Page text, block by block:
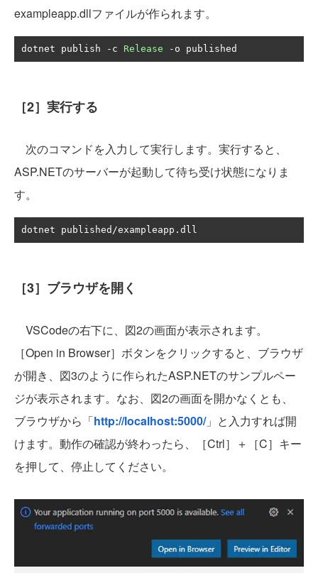
exampleapp.dllファイルが作られます。
dotnet publish - c Release - o published
［2］実行する
次のコマンドを入力して実行します。実行すると、
ASP.NETのサーバーが起動して待ち受け状態になりま
す。
dotnet published /exampleapp . dll
［3］ブラウザを開く
VSCodeの右下に、図2の画面が表示されます。
［Open in Browser］ボタンをクリックすると、ブラウザ
が開き、図3のように作られたASP.NETのサンプルペー
ジが表示されます。なお、図2の画面を開かなくとも、
ブラウザから「http://localhost:5000/」と入力すれば開
けます。動作の確認が終わったら、［Ctrl］＋［C］キー
を押して、停止してください。